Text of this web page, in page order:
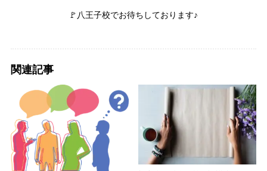
🚩八王子校でお待ちしております♪
関連記事